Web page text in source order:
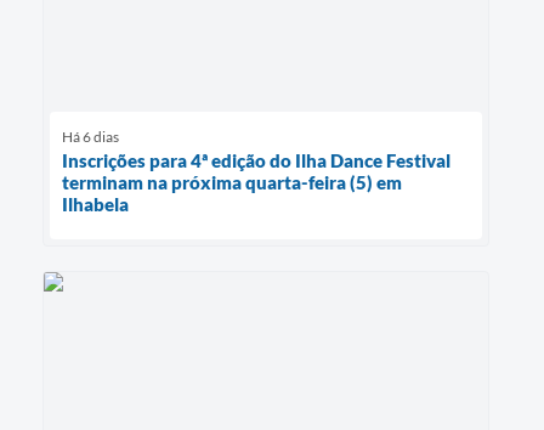
Há 6 dias
Inscrições para 4ª edição do Ilha Dance Festival
terminam na próxima quarta-feira (5) em
Ilhabela